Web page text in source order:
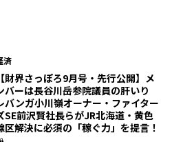
済
【財界さっぽろ9月号・先行公開】メ
バーは長谷川岳参院議員の肝いり
バンガ小川嶺オーナー・ファイター
SE前沢賢社長らがJR北海道・黄色
区解決に必須の「稼ぐ力」を提言！